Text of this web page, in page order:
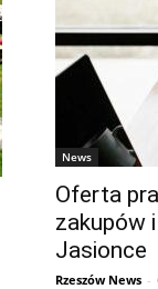
News
Oferta
zakupów
Jasionce
Rzeszów News -